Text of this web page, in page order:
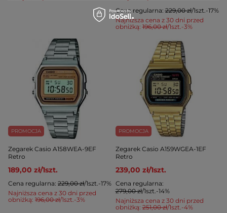
Najniższa cena z 30 dni przed
obniżką:196,00 zł/1szt.-3%
Cena regularna:229,00 zł/1szt.-17%
PROMOCJA
Zegarek Casio A158WEA-9EF
Retro
189,00 zł/1szt.
Najniższa cena z 30 dni przed
obniżką: 196,00 zł/1szt.-3%
Cena regularna: 229,00 zł/1szt.-17%
PROMOCJA
Zegarek Casio A159WGEA-1EF
Retro
239,00 zł/1szt.
Najniższa cena z 30 dni przed
obniżką:251,00 zł/1szt.-4%
Cena regularna:
279,00 zł/1szt.-14%